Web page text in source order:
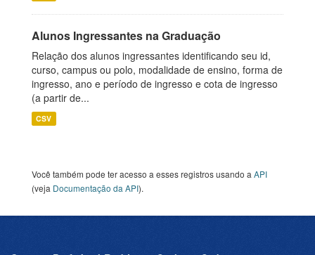
Alunos Ingressantes na Graduação
Relação dos alunos ingressantes identificando seu id,
curso, campus ou polo, modalidade de ensino, forma de
ingresso, ano e período de ingresso e cota de ingresso
(a partir de...
CSV
Você também pode ter acesso a esses registros usando a API
(veja Documentação da API).